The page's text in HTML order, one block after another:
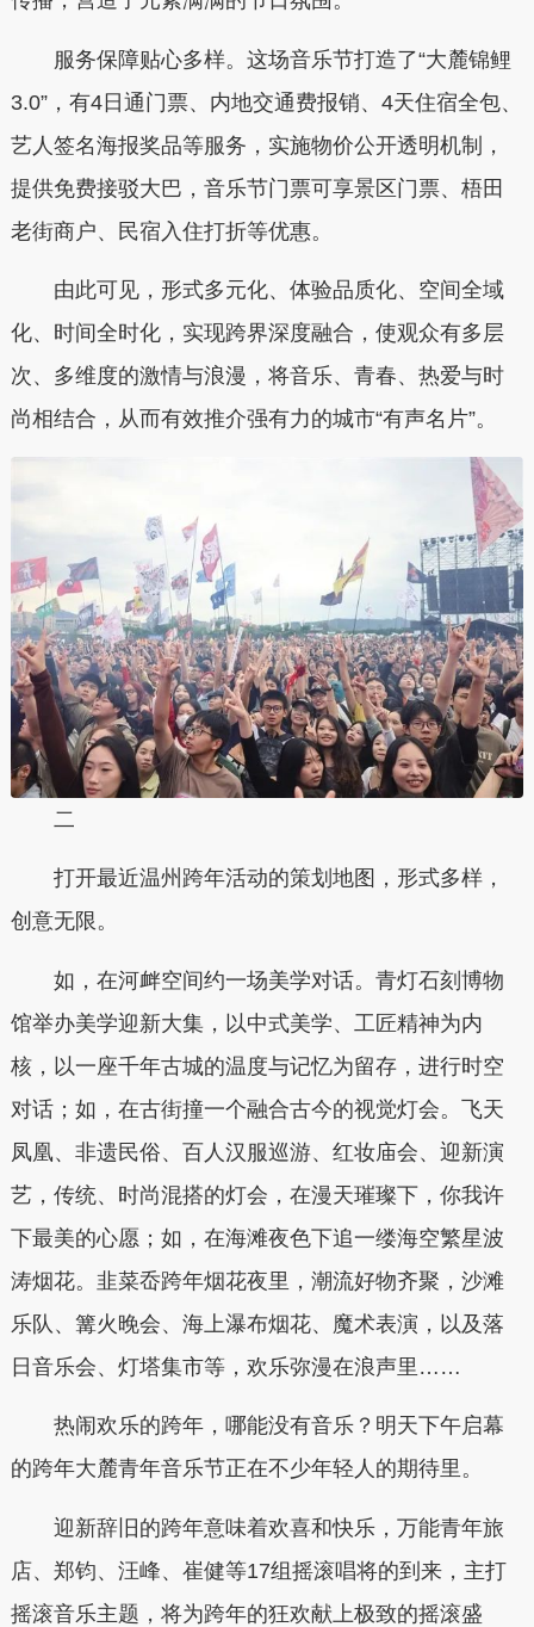
服务保障贴心多样。这场音乐节打造了“大麓锦鲤
3.0”，有4日通门票、内地交通费报销、4天住宿全包、
艺人签名海报奖品等服务，实施物价公开透明机制，
提供免费接驳大巴，音乐节门票可享景区门票、梧田
老街商户、民宿 入住打折等优惠。
由此可见，形式多元化、体验品质化、空间全域
化、时间全时化，实现跨界深度融合，使观众有多层
次、多维度的激情与浪漫，将音乐、青春、热爱与时
尚相结合，从而有效推介强有力的城市“有声名片”。
二
打开最近温州跨年活动的策划地图，形式多样，
创意无限。
如，在河衅空间约一场美学对话。青灯石刻博物
馆举办美学迎新大集，以中式美学、工匠精神为内
核，以一座千年古城的温度与记忆为留存，进行时空
对话；如，在古街撞一个融合古今的视觉灯会。飞天
凤凰、非遗民俗、百人汉服巡游、红妆庙会、迎新演
艺，传统、时尚混搭的灯会，在漫天璀璨下，你我许
下最美的心愿；如，在海滩夜色下追一缕海空繁星波
涛烟花。韭菜岙跨年烟花夜里，潮流好物齐聚，沙滩
乐队、篝火晚会、海上瀑布烟花、魔术表演，以及落
日音乐会、灯塔集市等，欢乐弥漫在浪声里……
热闹欢乐的跨年，哪能没有音乐？明天下午启幕
的跨年大麓青年音乐节正在不少年轻人的期待里。
迎新辞旧的跨年意味着欢喜和快乐，万能青年旅
店、郑钧、汪峰、崔健等17组摇滚唱将的到来，主打
摇滚音乐主题，将为跨年的狂欢献上极致的摇滚盛